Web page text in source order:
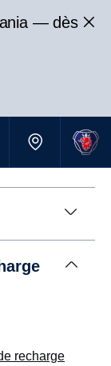
— dès
recharge